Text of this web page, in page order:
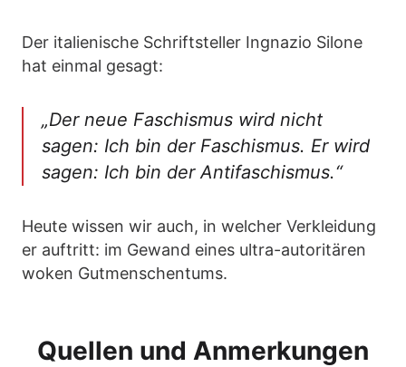
Der italienische Schriftsteller Ingnazio Silone
hat einmal gesagt:
„Der neue Faschismus wird nicht
sagen: Ich bin der Faschismus. Er wird
sagen: Ich bin der Antifaschismus.“
Heute wissen wir auch, in welcher Verkleidung
er auftritt: im Gewand eines ultra-autoritären
woken Gutmenschentums.
Quellen und Anmerkungen